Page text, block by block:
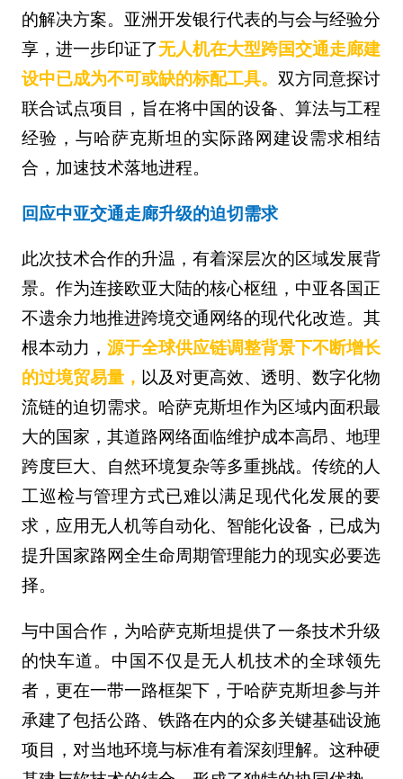
的解决方案。亚洲开发银行代表的与会与经验分
享，进一步印证了无人机在大型跨国交通走廊建
设中已成为不可或缺的标配工具。 双方同意探讨
联合试点项目，旨在将中国的设备、算法与工程
经验，与哈萨克斯坦的实际路网建设需求相结
合，加速技术落地进程。
回应中亚交通走廊升级的迫切需求
此次技术合作的升温，有着深层次的区域发展背
景。作为连接欧亚大陆的核心枢纽，中亚各国正
不遗余力地推进跨境交通网络的现代化改造。其
根本动力， 源于全球供应链调整背景下不断增长
的过境贸易量， 以及对更高效、透明、数字化物
流链的迫切需求。哈萨克斯坦作为区域内面积最
大的国家，其道路网络面临维护成本高昂、地理
跨度巨大、自然环境复杂等多重挑战。传统的人
工巡检与管理方式已难以满足现代化发展的要
求，应用无人机等自动化、智能化设备，已成为
提升国家路网全生命周期管理能力的现实必要选
择。
与中国合作，为哈萨克斯坦提供了一条技术升级
的快车道。中国不仅是无人机技术的全球领先
者，更在一带一路框架下，于哈萨克斯坦参与并
承建了包括公路、铁路在内的众多关键基础设施
项目，对当地环境与标准有着深刻理解。这种硬